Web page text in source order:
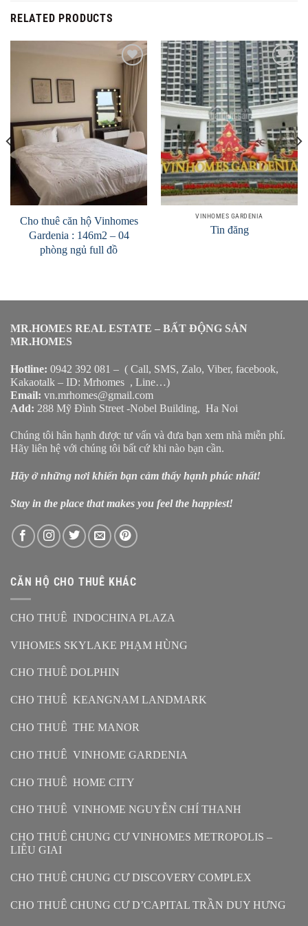
RELATED PRODUCTS
Add to
Wishlist
Cho thuê căn hộ Vinhomes
Gardenia : 146m2 – 04
phòng ngủ full đồ
Add to
Wishlist
VINHOMES GARDENIA
Tin đăng
MR.HOMES REAL ESTATE – BẤT ĐỘNG SẢN
MR.HOMES
Hotline: 0942 392 081 – ( Call, SMS, Zalo, Viber, facebook,
Kakaotalk – ID: Mrhomes , Line…)
Email: vn.mrhomes@gmail.com
Add: 288 Mỹ Đình Street -Nobel Building, Ha Noi
Chúng tôi hân hạnh được tư vấn và đưa bạn xem nhà miễn phí.
Hãy liên hệ với chúng tôi bất cứ khi nào bạn cần.
Hãy ở những nơi khiến bạn cảm thấy hạnh phúc nhất!
Stay in the place that makes you feel the happiest!
CĂN HỘ CHO THUÊ KHÁC
CHO THUÊ INDOCHINA PLAZA
VIHOMES SKYLAKE PHẠM HÙNG
CHO THUÊ DOLPHIN
CHO THUÊ KEANGNAM LANDMARK
CHO THUÊ THE MANOR
CHO THUÊ VINHOME GARDENIA
CHO THUÊ HOME CITY
CHO THUÊ VINHOME NGUYỄN CHÍ THANH
CHO THUÊ CHUNG CƯ VINHOMES METROPOLIS –
LIỄU GIAI
CHO THUÊ CHUNG CƯ DISCOVERY COMPLEX
CHO THUÊ CHUNG CƯ D’CAPITAL TRẦN DUY HƯNG